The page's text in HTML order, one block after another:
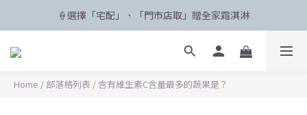
🛸 聯名限定登場 POPCARE×KINGJUN
🍦選擇「宅配」、「門市店取」贈全家霜淇淋
🛸 聯名限定登場 POPCARE×KINGJUN
Home / 部落格列表 / 含有維生素C含量最多的蔬果是？